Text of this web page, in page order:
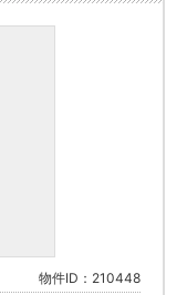
物件ID：210448